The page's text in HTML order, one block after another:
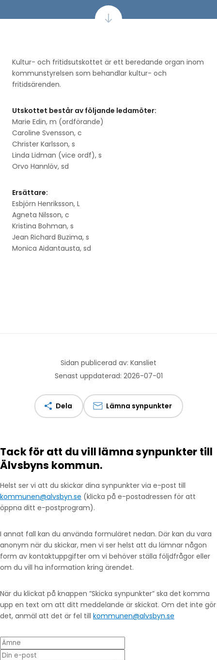
Kultur- och fritidsutskottet är ett beredande organ inom
kommunstyrelsen som behandlar kultur- och
fritidsärenden.
Utskottet består av följande ledamöter:
Marie Edin, m (ordförande)
Caroline Svensson, c
Christer Karlsson, s
Linda Lidman (vice ordf), s
Orvo Hannlöv, sd
Ersättare:
Esbjörn Henriksson, L
Agneta Nilsson, c
Kristina Bohman, s
Jean Richard Buzima, s
Monica Aidantausta, sd
Sidan publicerad av: Kansliet
Senast uppdaterad: 2026-07-01
Dela Lämna synpunkter
Tack för att du vill lämna synpunkter till
Älvsbyns kommun.
Helst ser vi att du skickar dina synpunkter via e-post till
kommunen@alvsbyn.se (klicka på e-postadressen för att
öppna ditt e-postprogram).
I annat fall kan du använda formuläret nedan. Där kan du vara
anonym när du skickar, men vi ser helst att du lämnar någon
form av kontaktuppgifter om vi behöver ställa följdfrågor eller
om du vill ha information kring ärendet.
När du klickat på knappen ”Skicka synpunkter” ska det komma
upp en text om att ditt meddelande är skickat. Om det inte gör
det, anmäl att det är fel till kommunen@alvsbyn.se
Ämne
Din e-post